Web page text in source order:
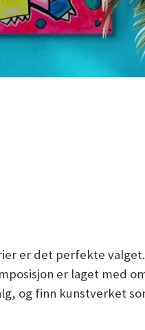
er det perfekte
er laget med
og finn kunstverket